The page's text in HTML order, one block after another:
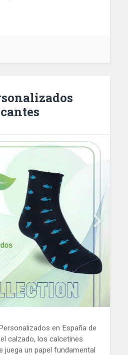
en España de
calzado, los calcetines
juega un papel fundamental